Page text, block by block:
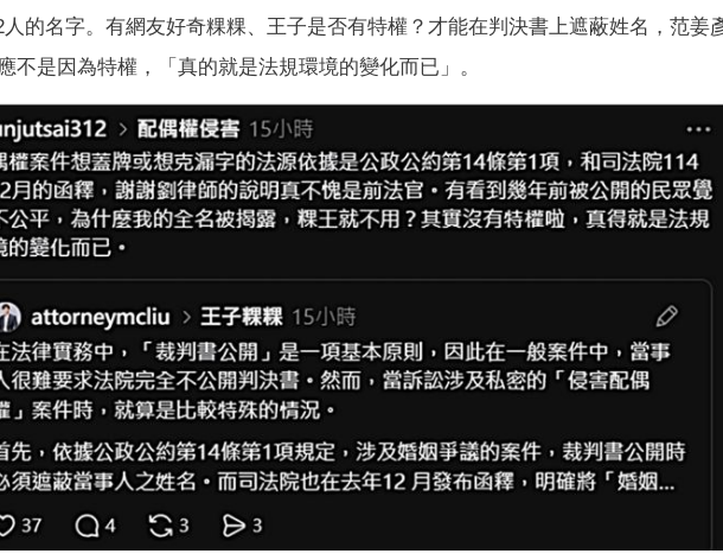
的名字。有網友好奇粿粿、王子是否有特權？才能在判決書上遮蔽姓名，范姜
不是因為特權，「真的就是法規環境的變化而已」。